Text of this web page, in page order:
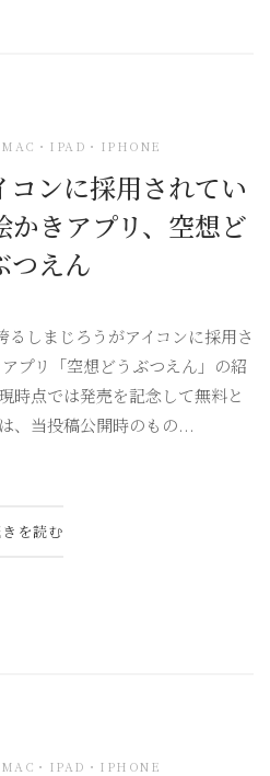
MAC・IPAD・IPHONE
コンに採用されてい
かきアプリ、空想ど
つえん
しまじろうがアイコンに採用さ
プリ「空想どうぶつえん」の紹
時点では発売を記念して無料と
、当投稿公開時のもの...
を読む
MAC・IPAD・IPHONE